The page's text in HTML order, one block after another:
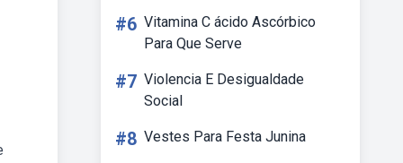
#6 Vitamina C ácido Ascórbico
Para Que Serve
#7 Violencia E Desigualdade
Social
#8 Vestes Para Festa Junina